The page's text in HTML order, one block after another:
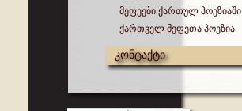
მეფეები ქართულ პოეზიაში
ქართველ მეფეთა პოეზია
კონტაქტი